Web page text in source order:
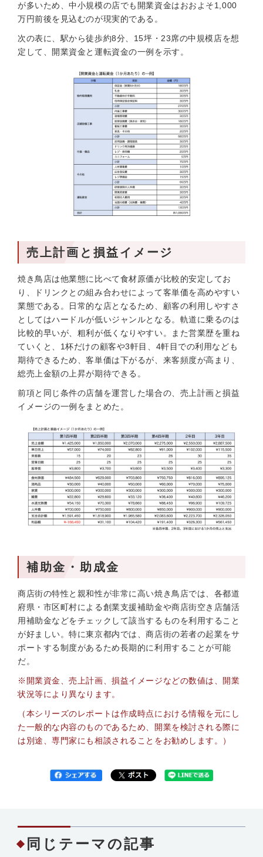
が多いため、中小規模の店でも開業資金はおおよそ1,000
万円前後を見込むのが現実的である。
次の表に、駅から徒歩約8分、15坪・23席の中規模店を想
定して、開業資金と運転資金の一例を示す。
売上計画と損益イメージ
焼き鳥店は他業態に比べて食材原価が比較的安定してお
り、ドリンクとの組み合わせによって客単価を高めやすい
業態である。日常的な店となるため、顧客の利用しやすさ
としてはハードルが低いジャンルとなる。軌道に乗るのは
比較的早いが、粗利が低くなりやすい。また営業歴を重ね
ていくと、1杯だけの顧客や3軒目、4軒目での利用なども
期待できるため、客単価は下がるが、来客頻度が高まり、
総売上金額の上昇が期待できる。
前項と同じ条件の店舗を運営した場合の、売上計画と損益
イメージの一例をまとめた。
補助金・助成金
商店街の特性と親和性が非常に高い焼き鳥店では、各都道
府県・市区町村による創業支援補助金や商店街空き店舗活
用補助金などをチェックして該当するものを利用すること
が好ましい。特に東京都内では、商店街の若者の起業をサ
ポートする制度があるため長期的に利用することが可能
だ。
※開業資金、売上計画、損益イメージなどの数値は、開業
状況等により異なります。
（本シリーズのレポートは作成時点における情報を元にし
た一般的な内容のものであるため、開業を検討される際に
は別途、専門家にも相談されることをお勧めします。）
同じテーマの記事